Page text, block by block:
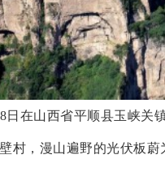
日在山西省平顺县玉峡关
村，漫山遍野的光伏板